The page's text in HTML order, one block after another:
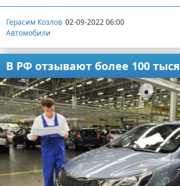
Герасим Козлов 02-09-2022 06:00
Автомобили
В РФ отзывают более 100